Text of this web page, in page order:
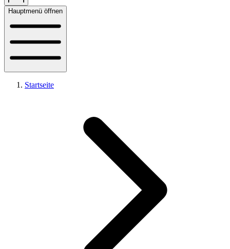
Hauptmenü öffnen
Startseite